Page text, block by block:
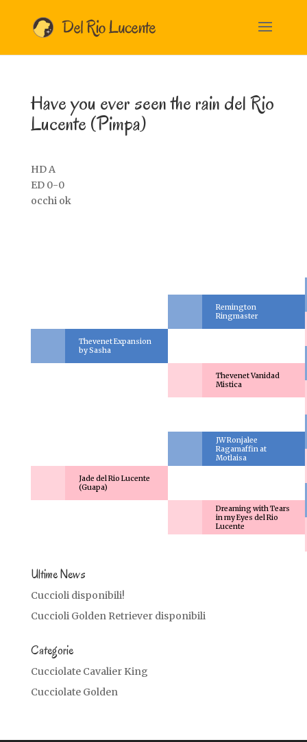
Have you ever seen the rain del Rio
Lucente (Pimpa)
HD A
ED 0-0
occhi ok
Thevenet Expansion
by Sasha
Jade del Rio Lucente
(Guapa)
Remington
Ringmaster
Thevenet Vanidad
Mistica
JW Ronjalee
Ragamaffin at
Motlaisa
Dreaming with Tears
in my Eyes del Rio
Lucente
Ultime News
Cuccioli disponibili!
Cuccioli Golden Retriever disponibili
Categorie
Cucciolate Cavalier King
Cucciolate Golden